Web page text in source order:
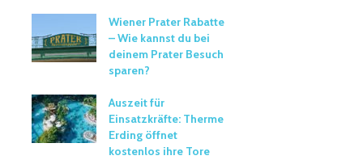
Wiener Prater Rabatte
– Wie kannst du bei
deinem Prater Besuch
sparen?
Auszeit für
Einsatzkräfte: Therme
Erding öffnet
kostenlos ihre Tore